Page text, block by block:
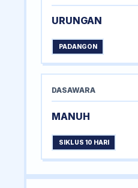
URUNGAN
PADANGON
DASAWARA
MANUH
SIKLUS 10 HARI